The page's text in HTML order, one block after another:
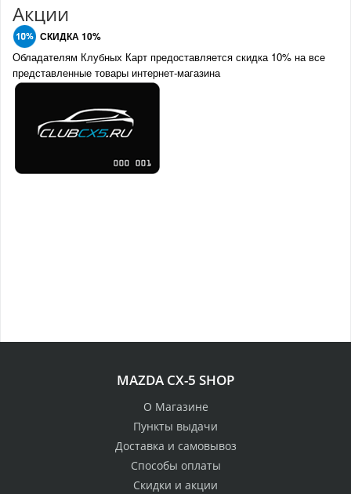
Акции
СКИДКА 10%
Обладателям Клубных Карт предоставляется скидка 10% на все
представленные товары интернет-магазина
MAZDA CX-5 SHOP
О Магазине
Пункты выдачи
Доставка и самовывоз
Способы оплаты
Скидки и акции